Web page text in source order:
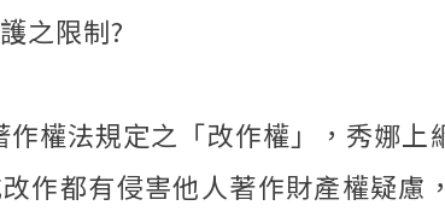
之限制?
權法規定之「改作權」，秀娜上
作都有侵害他人著作財產權疑慮